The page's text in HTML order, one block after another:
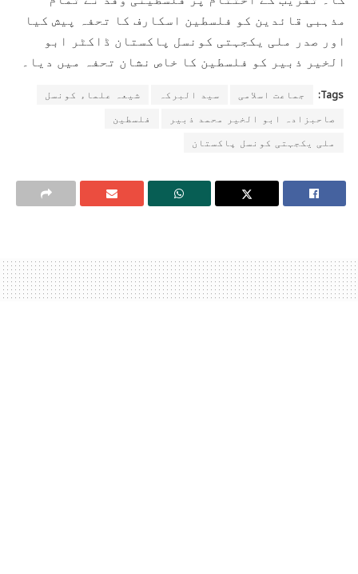
مذہبی قائدین کو فلسطین اسکارف کا تحفہ پیش کیا
اور صدر ملی یکجہتی کونسل پاکستان ڈاکٹر ابو
الخیر ذبیر کو فلسطین کا خاص نشان تحفہ میں دیا۔
Tags: جماعت اسلامی سید البرکہ
شیعہ علماء کونسل
صاحبزادہ ابو الخیر محمد ذبیر
فلسطین
ملی یکجہتی کونسل پاکستان